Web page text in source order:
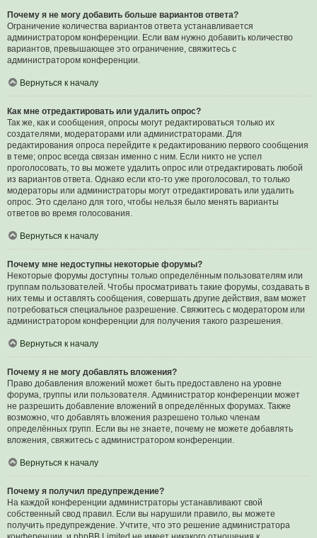
Почему я не могу добавить больше вариантов ответа?
Ограничение количества вариантов ответа устанавливается
администратором конференции. Если вам нужно добавить количество
вариантов, превышающее это ограничение, свяжитесь с
администратором конференции.
Вернуться к началу
Как мне отредактировать или удалить опрос?
Так же, как и сообщения, опросы могут редактироваться только их
создателями, модераторами или администраторами. Для
редактирования опроса перейдите к редактированию первого сообщения
в теме; опрос всегда связан именно с ним. Если никто не успел
проголосовать, то вы можете удалить опрос или отредактировать любой
из вариантов ответа. Однако если кто-то уже проголосовал, то только
модераторы или администраторы могут отредактировать или удалить
опрос. Это сделано для того, чтобы нельзя было менять варианты
ответов во время голосования.
Вернуться к началу
Почему мне недоступны некоторые форумы?
Некоторые форумы доступны только определённым пользователям или
группам пользователей. Чтобы просматривать такие форумы, создавать в
них темы и оставлять сообщения, совершать другие действия, вам может
потребоваться специальное разрешение. Свяжитесь с модератором или
администратором конференции для получения такого разрешения.
Вернуться к началу
Почему я не могу добавлять вложения?
Право добавления вложений может быть предоставлено на уровне
форума, группы или пользователя. Администратор конференции может
не разрешить добавление вложений в определённых форумах. Также
возможно, что добавлять вложения разрешено только членам
определённых групп. Если вы не знаете, почему не можете добавлять
вложения, свяжитесь с администратором конференции.
Вернуться к началу
Почему я получил предупреждение?
На каждой конференции администраторы устанавливают свой
собственный свод правил. Если вы нарушили правило, вы можете
получить предупреждение. Учтите, что это решение администратора